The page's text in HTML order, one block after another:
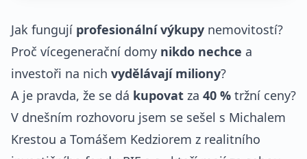
Jak fungují profesionální výkupy nemovitostí?
Proč vícegenerační domy nikdo nechce a
investoři na nich vydělávají miliony?
A je pravda, že se dá kupovat za 40 % tržní ceny?
V dnešním rozhovoru jsem se sešel s Michalem
Krestou a Tomášem Kedziorem z realitního